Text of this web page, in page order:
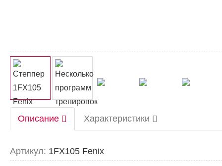
Описание Характеристики
Артикул: 1FX105 Fenix